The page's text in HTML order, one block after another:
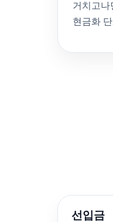
거치고나
현금화
선입금